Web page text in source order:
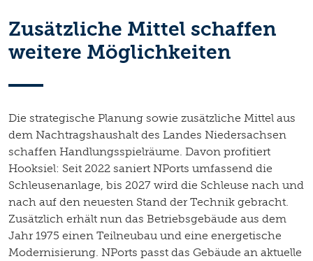
Zusätzliche Mittel schaffen
weitere Möglichkeiten
Die strategische Planung sowie zusätzliche Mittel aus
dem Nachtragshaushalt des Landes Niedersachsen
schaffen Handlungsspielräume. Davon profitiert
Hooksiel: Seit 2022 saniert NPorts umfassend die
Schleusenanlage, bis 2027 wird die Schleuse nach und
nach auf den neuesten Stand der Technik gebracht.
Zusätzlich erhält nun das Betriebsgebäude aus dem
Jahr 1975 einen Teilneubau und eine energetische
Modernisierung. NPorts passt das Gebäude an aktuelle